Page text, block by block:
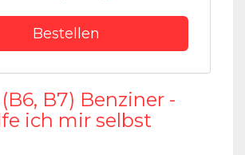
Bestellen
B7) Benziner -
ich mir selbst